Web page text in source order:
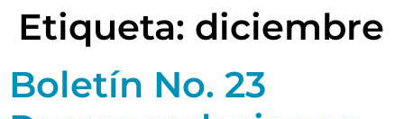
Etiqueta: diciembre
Boletín No. 23